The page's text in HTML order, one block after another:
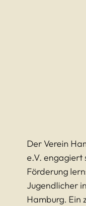
Der Verein
e.V. engagiert
Förderung
Jugendlicher
Hamburg. Ein